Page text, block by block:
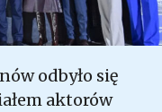
odbyło się
aktorów